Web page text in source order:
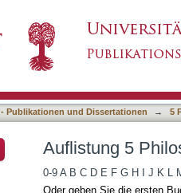
Publikationen und Dissertationen → 5
Auflistung 5
0-9 A B C D E F G H J K L
Oder geben Sie die ersten